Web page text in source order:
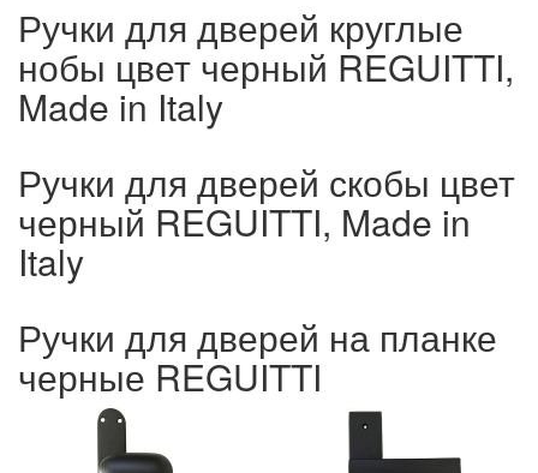
Ручки для дверей круглые
нобы цвет черный REGUITTI,
Made in Italy
Ручки для дверей скобы цвет
черный REGUITTI, Made in
Italy
Ручки для дверей на планке
черные REGUITTI